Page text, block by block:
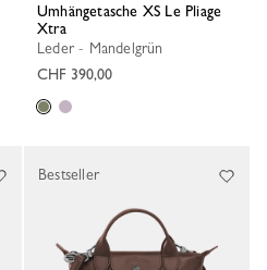
Umhängetasche XS Le Pliage
Xtra
Leder - Mandelgrün
CHF 390,00
Bestseller